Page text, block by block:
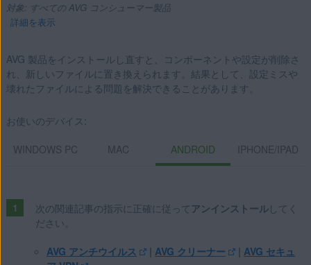
対象: すべての AVG コンシューマー製品
詳細を表示
製品:
Microsoft Windows 11 Home / Pro / Enterprise / Education
32 / 64 ビット
Microsoft Windows 8.1 / Pro / Enterprise - 32 / 64 ビット
Microsoft Windows 7 Home Basic / Home Premium /
AVG 製品をインストールし直すと、コンポーネントや設定が削除さ
れ、新しいファイルに置き換えられます。結果として、設定ミスや
壊れたファイルによる問題を解決できることがあります。
お使いのデバイス:
WINDOWS PC MAC ANDROID IPHONE/IPAD
次の関連記事の指示に正確に従って アンインストールしてく
ださい。
AVG アンチウイルス | AVG クリーナー | AVG セキュ